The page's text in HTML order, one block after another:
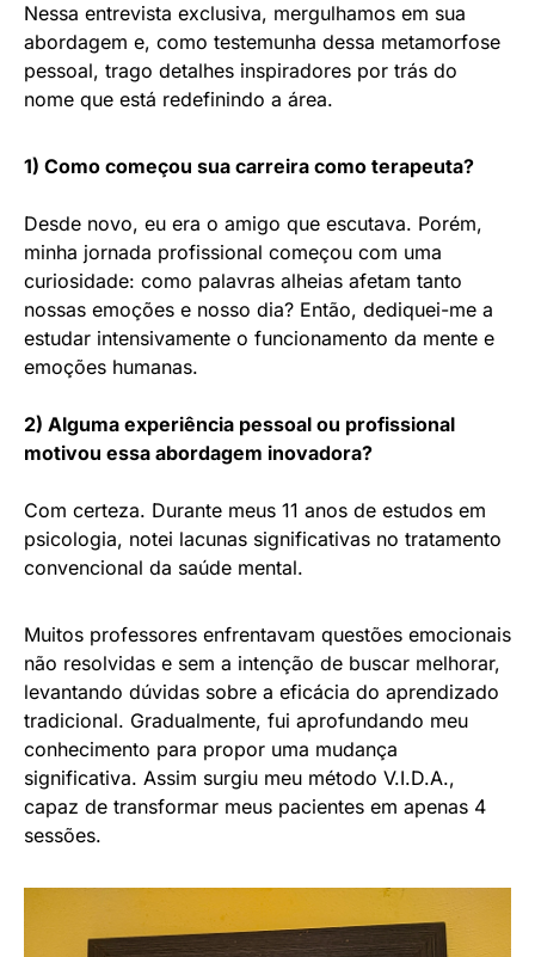
Nessa entrevista exclusiva, mergulhamos em sua
abordagem e, como testemunha dessa metamorfose
pessoal, trago detalhes inspiradores por trás do
nome que está redefinindo a área.
1) Como começou sua carreira como terapeuta?
Desde novo, eu era o amigo que escutava. Porém,
minha jornada profissional começou com uma
curiosidade: como palavras alheias afetam tanto
nossas emoções e nosso dia? Então, dediquei-me a
estudar intensivamente o funcionamento da mente e
emoções humanas.
2) Alguma experiência pessoal ou profissional
motivou essa abordagem inovadora?
Com certeza. Durante meus 11 anos de estudos em
psicologia, notei lacunas significativas no tratamento
convencional da saúde mental.
Muitos professores enfrentavam questões emocionais
não resolvidas e sem a intenção de buscar melhorar,
levantando dúvidas sobre a eficácia do aprendizado
tradicional. Gradualmente, fui aprofundando meu
conhecimento para propor uma mudança
significativa. Assim surgiu meu método V.I.D.A.,
capaz de transformar meus pacientes em apenas 4
sessões.